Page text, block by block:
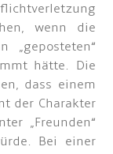
wenn die
„geposteten“
hätte. Die
dass einem
der Charakter
„Freunden“
Bei einer